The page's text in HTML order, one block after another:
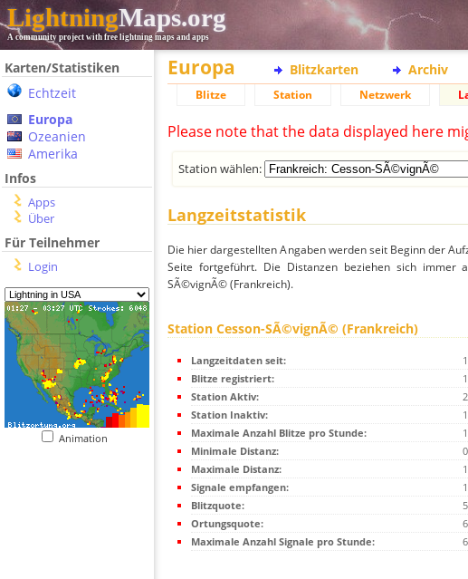
LightningMaps.org
A community project with free lightning maps and apps
Karten/Statistiken
Echtzeit
Europa
Ozeanien
Amerika
Infos
Apps
Über
Für Teilnehmer
Login
Animation
Europa Blitzkarten Archiv
Blitze Station Netzwerk
Please note that the data displayed here
Station wählen:
Langzeitstatistik
Die hier dargestellten Angaben werden seit Beginn der
Seite fortgeführt. Die Distanzen beziehen sich immer
SÃ©vignÃ© (Frankreich).
Station Cesson-SÃ©vignÃ© (Frankreich)
Langzeitdaten seit:
Blitze registriert:
Station Aktiv:
Station Inaktiv:
Maximale Anzahl Blitze pro Stunde:
Minimale Distanz:
Maximale Distanz:
Signale empfangen:
Blitzquote:
Ortungsquote:
Maximale Anzahl Signale pro Stunde: